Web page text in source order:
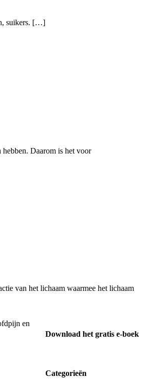
suikers. […]
Daarom is het voor
van het lichaam waarmee het lichaam
Download het gratis e-boek
Categorieën
en